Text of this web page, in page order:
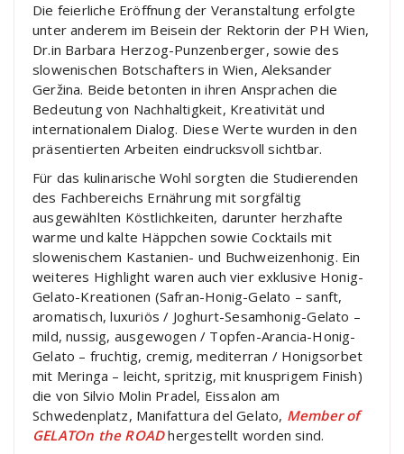
Die feierliche Eröffnung der Veranstaltung erfolgte
unter anderem im Beisein der Rektorin der PH Wien,
Dr.in Barbara Herzog-Punzenberger, sowie des
slowenischen Botschafters in Wien, Aleksander
Geržina. Beide betonten in ihren Ansprachen die
Bedeutung von Nachhaltigkeit, Kreativität und
internationalem Dialog. Diese Werte wurden in den
präsentierten Arbeiten eindrucksvoll sichtbar.
Für das kulinarische Wohl sorgten die Studierenden
des Fachbereichs Ernährung mit sorgfältig
ausgewählten Köstlichkeiten, darunter herzhafte
warme und kalte Häppchen sowie Cocktails mit
slowenischem Kastanien- und Buchweizenhonig. Ein
weiteres Highlight waren auch vier exklusive Honig-
Gelato-Kreationen (Safran-Honig-Gelato – sanft,
aromatisch, luxuriös / Joghurt-Sesamhonig-Gelato –
mild, nussig, ausgewogen / Topfen-Arancia-Honig-
Gelato – fruchtig, cremig, mediterran / Honigsorbet
mit Meringa – leicht, spritzig, mit knusprigem Finish)
die von Silvio Molin Pradel, Eissalon am
Schwedenplatz, Manifattura del Gelato, Member of
GELATOn the ROADhergestellt worden sind.